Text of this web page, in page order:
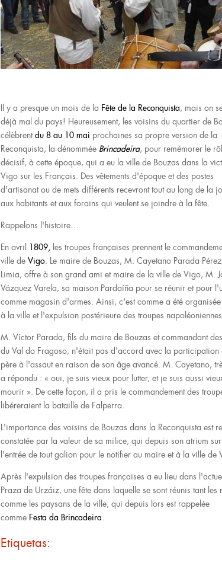
Il y a presque un mois de la Fête de la Reconquista, mais on
déjà mal du pays! Heureusement, les voisins du quartier de
célèbrentdu 8 au 10 mai prochaines sa propre version de la
Reconquista, la dénommée Brincadeira, pour remémorer le
décisif, à cette époque, qui a eu la ville de Bouzas dans la
Vigo sur les Français. Des vêtements d'époque et des postes
d'artisanat ou de mets différents recevront tout au long de la
aux habitants et aux forains qui veulent se joindre à la fête.
Rappelons l'histoire…
En avril 1809, les troupes françaises prennent le
ville de Vigo. Le maire de Bouzas, M. Cayetano Parada
Limia, offre à son grand ami et maire de la ville de Vigo, M.
Vázquez Varela, sa maison Pardaíña pour se réunir et pour
comme magasin d'armes. Ainsi, c'est comme a été
à la ville et l'expulsion postérieure des troupes
M. Víctor Parada, fils du maire de Bouzas et commandant
du Val do Fragoso, n'était pas d'accord avec la participation
père à l'assaut en raison de son âge avancé. M. Cayetano,
a répondu : « oui, je suis vieux pour lutter, et je suis aussi
mourir ». De cette façon, il a pris le commandement des
libéreraient la bataille de Falperra.
L'importance des voisins de Bouzas dans la Reconquista est
constatée par la valeur de sa milice, qui depuis son atrium
l'entrée de tout galion pour le notifier au maire et à la ville de
Après l'expulsion des troupes françaises a eu lieu dans
Praza de Urzáiz, une fête dans laquelle se sont réunis tant les
comme les paysans de la ville, qui depuis lors est rappelée
comme Festa da Brincadeira.
Etiquetas: